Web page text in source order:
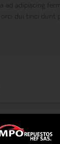
ad adipiscing
dui tinci dunt